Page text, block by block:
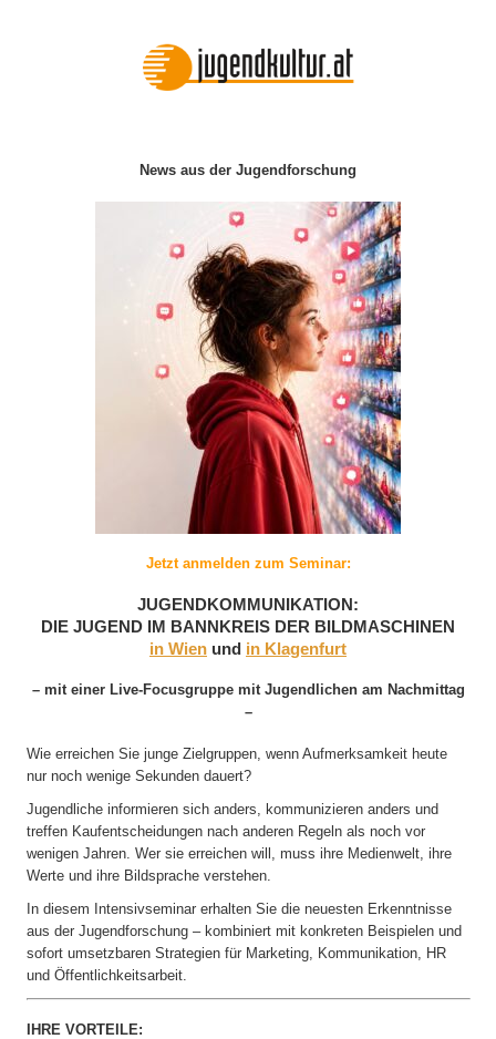
News aus der Jugendforschung
Jetzt anmelden zum Seminar:
JUGENDKOMMUNIKATION:
DIE JUGEND IM BANNKREIS DER BILDMASCHINEN
in Wien und in Klagenfurt
– mit einer Live-Focusgruppe mit Jugendlichen am Nachmittag
–
Wie erreichen Sie junge Zielgruppen, wenn Aufmerksamkeit heute
nur noch wenige Sekunden dauert?
Jugendliche informieren sich anders, kommunizieren anders und
treffen Kaufentscheidungen nach anderen Regeln als noch vor
wenigen Jahren. Wer sie erreichen will, muss ihre Medienwelt, ihre
Werte und ihre Bildsprache verstehen.
In diesem Intensivseminar erhalten Sie die neuesten Erkenntnisse
aus der Jugendforschung – kombiniert mit konkreten Beispielen und
sofort umsetzbaren Strategien für Marketing, Kommunikation, HR
und Öffentlichkeitsarbeit.
IHRE VORTEILE: